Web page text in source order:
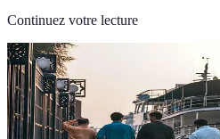
Continuez votre lecture